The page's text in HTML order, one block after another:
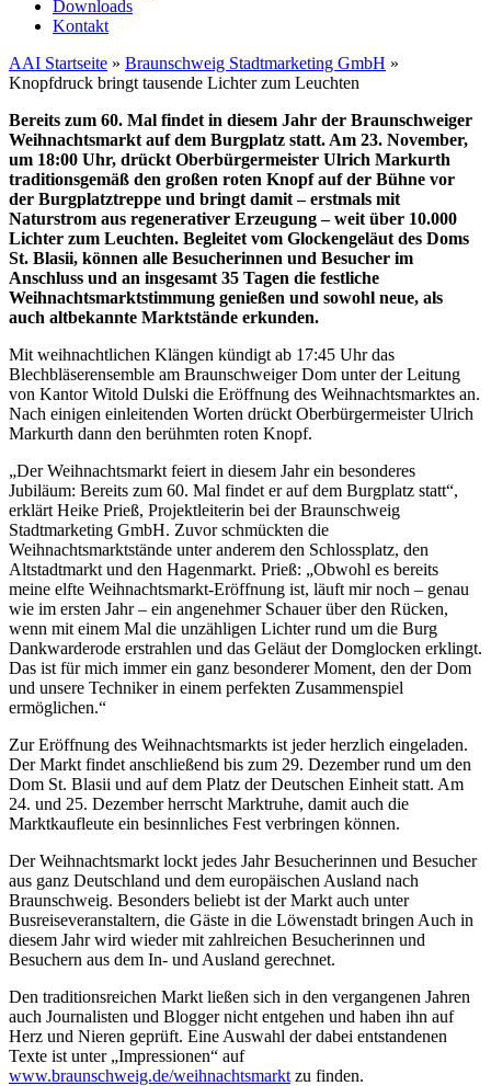
Downloads
Kontakt
AAI Startseite » Braunschweig Stadtmarketing GmbH »
Knopfdruck bringt tausende Lichter zum Leuchten
Bereits zum 60. Mal findet in diesem Jahr der Braunschweiger
Weihnachtsmarkt auf dem Burgplatz statt. Am 23. November,
um 18:00 Uhr, drückt Oberbürgermeister Ulrich Markurth
traditionsgemäß den großen roten Knopf auf der Bühne vor
der Burgplatztreppe und bringt damit – erstmals mit
Naturstrom aus regenerativer Erzeugung – weit über 10.000
Lichter zum Leuchten. Begleitet vom Glockengeläut des Doms
St. Blasii, können alle Besucherinnen und Besucher im
Anschluss und an insgesamt 35 Tagen die festliche
Weihnachtsmarktstimmung genießen und sowohl neue, als
auch altbekannte Marktstände erkunden.
Mit weihnachtlichen Klängen kündigt ab 17:45 Uhr das
Blechbläserensemble am Braunschweiger Dom unter der Leitung
von Kantor Witold Dulski die Eröffnung des Weihnachtsmarktes an.
Nach einigen einleitenden Worten drückt Oberbürgermeister Ulrich
Markurth dann den berühmten roten Knopf.
„Der Weihnachtsmarkt feiert in diesem Jahr ein besonderes
Jubiläum: Bereits zum 60. Mal findet er auf dem Burgplatz statt“,
erklärt Heike Prieß, Projektleiterin bei der Braunschweig
Stadtmarketing GmbH. Zuvor schmückten die
Weihnachtsmarktstände unter anderem den Schlossplatz, den
Altstadtmarkt und den Hagenmarkt. Prieß: „Obwohl es bereits
meine elfte Weihnachtsmarkt-Eröffnung ist, läuft mir noch – genau
wie im ersten Jahr – ein angenehmer Schauer über den Rücken,
wenn mit einem Mal die unzähligen Lichter rund um die Burg
Dankwarderode erstrahlen und das Geläut der Domglocken erklingt.
Das ist für mich immer ein ganz besonderer Moment, den der Dom
und unsere Techniker in einem perfekten Zusammenspiel
ermöglichen.“
Zur Eröffnung des Weihnachtsmarkts ist jeder herzlich eingeladen.
Der Markt findet anschließend bis zum 29. Dezember rund um den
Dom St. Blasii und auf dem Platz der Deutschen Einheit statt. Am
24. und 25. Dezember herrscht Marktruhe, damit auch die
Marktkaufleute ein besinnliches Fest verbringen können.
Der Weihnachtsmarkt lockt jedes Jahr Besucherinnen und Besucher
aus ganz Deutschland und dem europäischen Ausland nach
Braunschweig. Besonders beliebt ist der Markt auch unter
Busreiseveranstaltern, die Gäste in die Löwenstadt bringen Auch in
diesem Jahr wird wieder mit zahlreichen Besucherinnen und
Besuchern aus dem In- und Ausland gerechnet.
Den traditionsreichen Markt ließen sich in den vergangenen Jahren
auch Journalisten und Blogger nicht entgehen und haben ihn auf
Herz und Nieren geprüft. Eine Auswahl der dabei entstandenen
Texte ist unter „Impressionen“ auf
www.braunschweig.de/weihnachtsmarkt zu finden.